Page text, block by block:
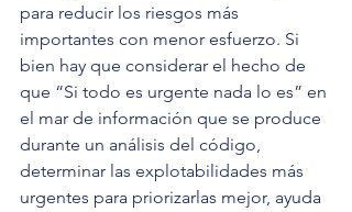
para reducir los riesgos más
importantes con menor esfuerzo. Si
bien hay que considerar el hecho de
que “Si todo es urgente nada lo es” en
el mar de información que se produce
durante un análisis del código,
determinar las explotabilidades más
urgentes para priorizarlas mejor, ayuda